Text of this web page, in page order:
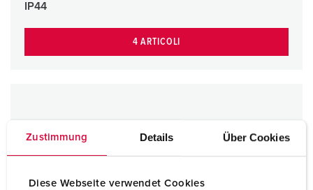
Zustimmung Details Über Cookies
Diese Webseite verwendet Cookies
IP44
4 ARTICOLI